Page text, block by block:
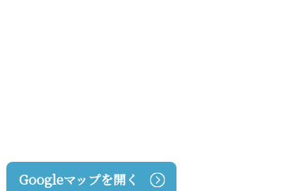
Googleマップを開く